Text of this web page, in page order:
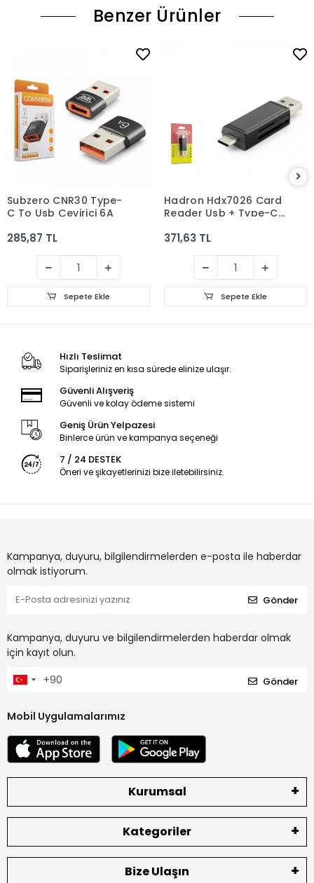
Benzer Ürünler
Subzero CNR30 Type-
C To Usb Çevirici 6A
285,87 TL
Sepete Ekle
Hadron Hdx7026 Card
Reader Usb + Type-C
371,63 TL
Sepete Ekle
Hızlı Teslimat
Siparişleriniz en kısa sürede elinize ulaşır.
Güvenli Alışveriş
Güvenli ve kolay ödeme sistemi
Geniş Ürün Yelpazesi
Binlerce ürün ve kampanya seçeneği
7 / 24 DESTEK
Öneri ve şikayetlerinizi bize iletebilirsiniz.
Kampanya, duyuru, bilgilendirmelerden e-posta ile haberdar
olmak istiyorum.
Gönder
Kampanya, duyuru ve bilgilendirmelerden haberdar olmak
için kayıt olun.
Gönder
Mobil Uygulamalarımız
Kurumsal
Kategoriler
Bize Ulaşın